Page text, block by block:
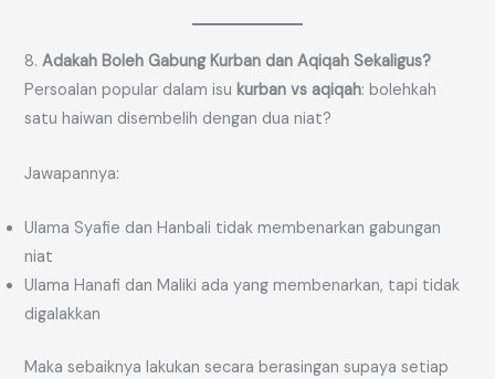
8.Adakah Boleh Gabung Kurban dan Aqiqah Sekaligus?
Persoalan popular dalam isukurban vs aqiqah: bolehkah
satu haiwan disembelih dengan dua niat?
Jawapannya:
Ulama Syafie dan Hanbali tidak membenarkan gabungan
niat
Ulama Hanafi dan Maliki ada yang membenarkan, tapi tidak
digalakkan
Maka sebaiknya lakukan secara berasingan supaya setiap